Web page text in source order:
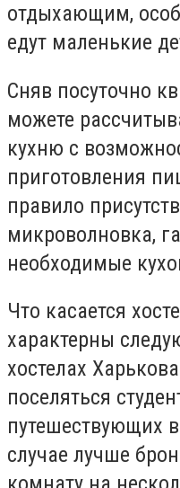
отдыхающим,
едут маленькие
Сняв посуточно
можете
кухню с
приготовления
правило
микроволновка,
необходимые
Что касается
характерны
хостелах
поселяться
путешествующих
случае лучше